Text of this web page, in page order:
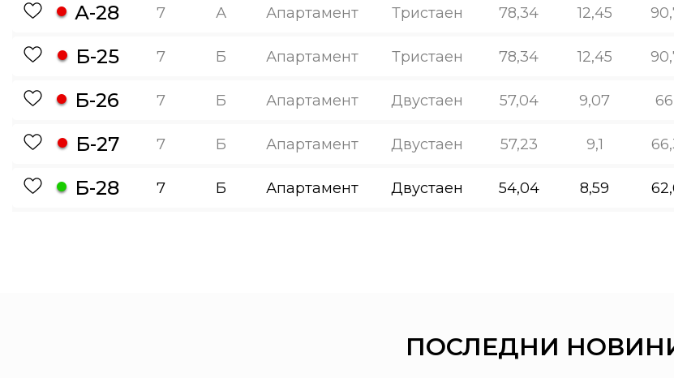
А-28 7 А Апартамент Тристаен 78,34 12,45
Б-25 7 Б Апартамент Тристаен 78,34 12,45
Б-26 7 Б Апартамент Двустаен 57,04 9,07
Б-27 7 Б Апартамент Двустаен 57,23 9,1
Б-28 7 Б Апартамент Двустаен 54,04 8,59
ПОСЛЕДНИ